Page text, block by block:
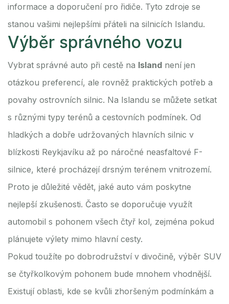
informace a doporučení pro řidiče. Tyto zdroje se
stanou vašimi nejlepšími přáteli na silnicích Islandu.
Výběr správného vozu
Vybrat správné auto při cestě na Island není jen
otázkou preferencí, ale rovněž praktických potřeb a
povahy ostrovních silnic. Na Islandu se můžete setkat
s různými typy terénů a cestovních podmínek. Od
hladkých a dobře udržovaných hlavních silnic v
blízkosti Reykjavíku až po náročné neasfaltové F-
silnice, které procházejí drsným terénem vnitrozemí.
Proto je důležité vědět, jaké auto vám poskytne
nejlepší zkušenosti. Často se doporučuje využít
automobil s pohonem všech čtyř kol, zejména pokud
plánujete výlety mimo hlavní cesty.
Pokud toužíte po dobrodružství v divočině, výběr SUV
se čtyřkolkovým pohonem bude mnohem vhodnější.
Existují oblasti, kde se kvůli zhoršeným podmínkám a